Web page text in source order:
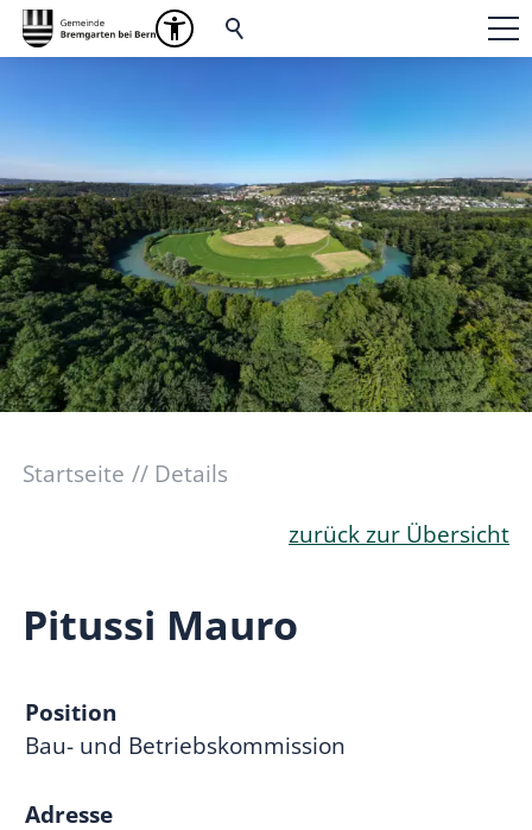
Startseite
Details
zurück zur Übersicht
Pitussi Mauro
Position
Bau- und Betriebskommission
Adresse